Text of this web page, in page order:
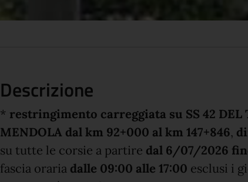
Descrizione
* restringimento carreggiata su SS 42 DEL
MENDOLA dal km 92+000 al km 147+846,
su tutte le corsie a partire dal 6/07/2026
fascia oraria dalle 09:00 alle 17:00 esclusi i